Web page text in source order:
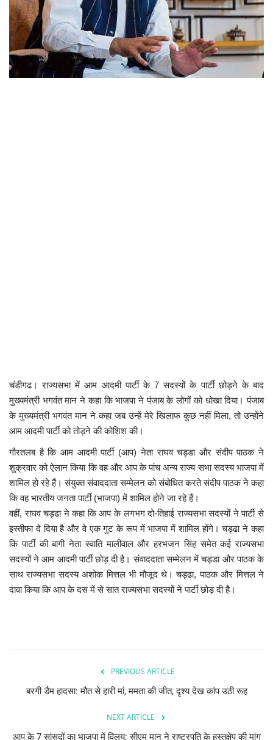
पंजाब
उत्तराखंड
उत्तर प्रदेश
राशिफल
संपर्क
चंडीगढ। राज्यसभा में आम आदमी पार्टी के 7 सदस्यों के पार्टी छोड़ने के बाद
मुख्यमंत्री भगवंत मान ने कहा कि भाजपा ने पंजाब के लोगों को धोखा दिया। पंजाब
के मुख्यमंत्री भगवंत मान ने कहा जब उन्हें मेरे खिलाफ कुछ नहीं मिला, तो उन्होंने
आम आदमी पार्टी को तोड़ने की कोशिश की।
गौरतलब है कि आम आदमी पार्टी (आप) नेता राघव चड्डा और संदीप पाठक ने
शुक्रवार को ऐलान किया कि वह और आप के पांच अन्य राज्य सभा सदस्य भाजपा में
शामिल हो रहे हैं। संयुक्त संवाददाता सम्मेलन को संबोधित करते संदीप पाठक ने कहा
कि वह भारतीय जनता पार्टी (भाजपा) में शामिल होने जा रहे हैं।
वहीं, राघव चड्ढा ने कहा कि आप के लगभग दो-तिहाई राज्यसभा सदस्यों ने पार्टी से
इस्तीफा दे दिया है और वे एक गुट के रूप में भाजपा में शामिल होंगे। चड्ढा ने कहा
कि पार्टी की बागी नेता स्वाति मालीवाल और हरभजन सिंह समेत कई राज्यसभा
सदस्यों ने आम आदमी पार्टी छोड़ दी है। संवाददाता सम्मेलन में चड्डा और पाठक के
साथ राज्यसभा सदस्य अशोक मित्तल भी मौजूद थे। चड्ढा, पाठक और मित्तल ने
दावा किया कि आप के दस में से सात राज्यसभा सदस्यों ने पार्टी छोड़ दी है।
PREVIOUS ARTICLE
बरगी डैम हादसा: मौत से हारी मां, ममता की जीत, दृश्य देख कांप उठी रूह
NEXT ARTICLE
आप के 7 सांसदों का भाजपा में विलय: सीएम मान ने राष्ट्रपति के हस्तक्षेप की मांग